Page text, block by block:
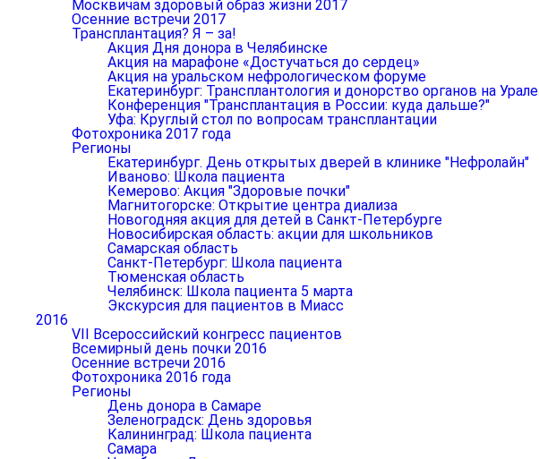
Москвичам здоровый образ жизни 2017
Осенние встречи 2017
Трансплантация? Я – за!
Акция Дня донора в Челябинске
Акция на марафоне «Достучаться до сердец»
Акция на уральском нефрологическом форуме
Екатеринбург: Трансплантология и донорство органов на Урале
Конференция "Трансплантация в России: куда дальше?"
Уфа: Круглый стол по вопросам трансплантации
Фотохроника 2017 года
Регионы
Екатеринбург. День открытых дверей в клинике "Нефролайн"
Иваново: Школа пациента
Кемерово: Акция "Здоровые почки"
Магнитогорске: Открытие центра диализа
Новогодняя акция для детей в Санкт-Петербурге
Новосибирская область: акции для школьников
Самарская область
Санкт-Петербург: Школа пациента
Тюменская область
Челябинск: Школа пациента 5 марта
Экскурсия для пациентов в Миасс
2016
VII Всероссийский конгресс пациентов
Всемирный день почки 2016
Осенние встречи 2016
Фотохроника 2016 года
Регионы
День донора в Самаре
Зеленоградск: День здоровья
Калининград: Школа пациента
Самара